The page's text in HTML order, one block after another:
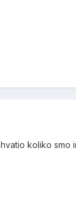
koliko